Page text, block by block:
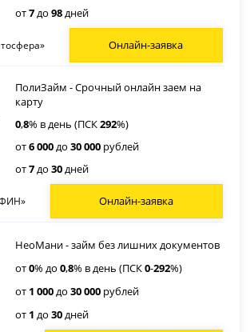
от7до98дней
Онлайн-заявка
ПолиЗайм - Срочный онлайн заем на
карту
0,8% в день (ПСК292%)
от6 000до30 000 рублей
от7до30дней
Онлайн-заявка
НеоМани - займ без лишних документов
от0% до0,8% в день (ПСК0-292%)
от 1 000до30 000 рублей
от 1 до30дней